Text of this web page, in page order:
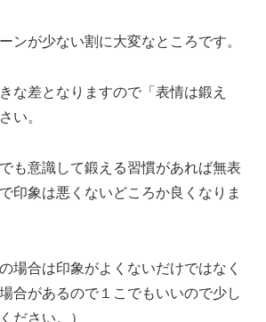
ンが少ない割に大変なところです。
な差となりますので「表情は鍛え
い。
も意識して鍛える習慣があれば無表
印象は悪くないどころか良くなりま
場合は印象がよくないだけではなく
合があるので１こでもいいので少し
ださい。）